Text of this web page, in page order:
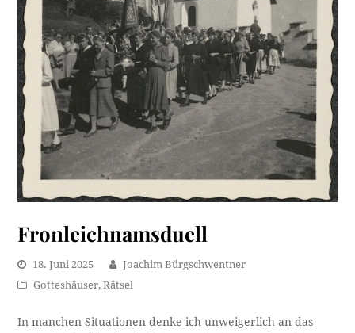
Fronleichnamsduell
18. Juni 2025
Joachim Bürgschwentner
Gotteshäuser,Rätsel
In manchen Situationen denke ich unweigerlich an das